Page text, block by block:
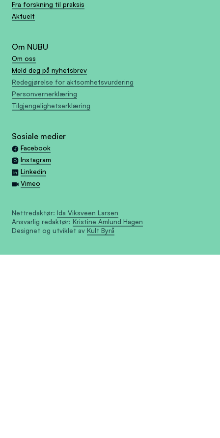
Fra forskning til praksis
Aktuelt
Om NUBU
Om oss
Meld deg på nyhetsbrev
Redegjørelse for aktsomhetsvurdering
Personvernerklæring
Tilgjengelighetserklæring
Sosiale medier
Facebook
Instagram
Linkedin
Vimeo
Nettredaktør: Ida Viksveen Larsen
Ansvarlig redaktør: Kristine Amlund Hagen
Designet og utviklet av Kult Byrå